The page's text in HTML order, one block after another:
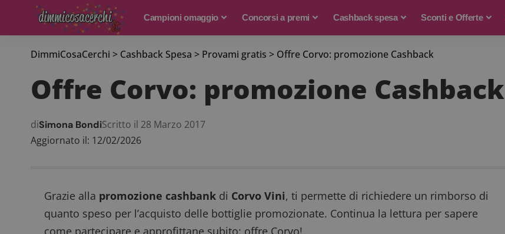
Campioni omaggio Concorsi a premi Cashback spesa Sconti e Offerte
DimmiCosaCerchi > Cashback Spesa > Provami gratis > Offre Corvo: promozione Cashback
Offre Corvo: promozione Cashback
Aggiornato il: 12/02/2026
diSimona BondiScritto il 28 Marzo 2017
Grazie alla promozione cashbank di Corvo Vini, ti permette di richiedere un rimborso di
quanto speso per l’acquisto delle bottiglie promozionate. Continua la lettura per sapere
come partecipare e approfittane subito: offre Corvo!